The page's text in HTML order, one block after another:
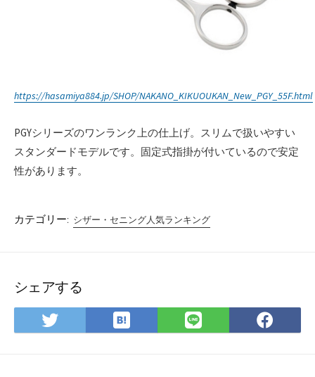
https://hasamiya884.jp/SHOP/NAKANO_KIKUOUKAN_New_PGY_55F.html
PGYシリーズのワンランク上の仕上げ。スリムで扱いやすい
スタンダードモデルです。固定式指掛が付いているので安定
性があります。
カテゴリー: シザー・セニング人気ランキング
シェアする
Twitter
で
は
て
LINE
で
で